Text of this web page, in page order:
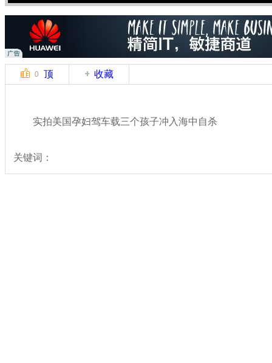
0 顶 收藏
实拍美国孕妇驾车载三个孩子冲入海中自杀
关键词：